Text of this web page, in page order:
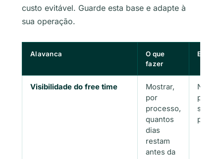
custo evitável. Guarde esta base e adapte à
sua operação.
Alavanca
O que
fazer
Efeito
Visibilidade do free time
Mostrar,
por
processo,
quantos
dias
restam
antes da
pego
pela